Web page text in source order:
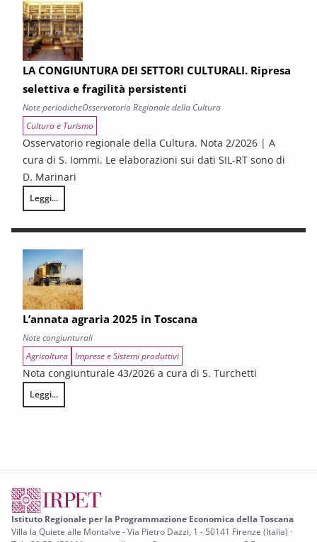
LA CONGIUNTURA DEI SETTORI CULTURALI. Ripresa
selettiva e fragilità persistenti
Note periodicheOsservatorio Regionale della Cultura
Cultura e Turismo
Osservatorio regionale della Cultura. Nota 2/2026 | A
cura di S. Iommi. Le elaborazioni sui dati SIL-RT sono di
D. Marinari
Leggi...
LA CONGIUNTURA DEI SETTORI CULTURALI. Ripresa selettiva e
L’annata agraria 2025 in Toscana
Note congiunturali
Agricoltura Imprese e Sistemi produttivi
Nota congiunturale 43/2026 a cura di S. Turchetti
Leggi...
L’annata agraria 2025 in Toscana
Istituto Regionale per la Programmazione Economica della Toscana
Villa la Quiete alle Montalve - Via Pietro Dazzi, 1 - 50141 Firenze (Italia) ·